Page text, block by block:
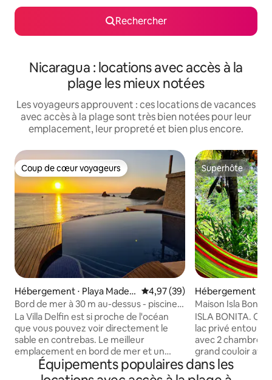
Rechercher
Nicaragua : locations avec accès à la
plage les mieux notées
Les voyageurs approuvent : ces locations de vacances
avec accès à la plage sont très bien notées pour leur
emplacement, leur propreté et bien plus encore.
Coup de cœur voyageurs
Coup de cœur voyageurs
Hébergement ⋅ Playa Mader
as
Évaluation moyenne sur la
4,97 (39)
Bord de mer à 30 m au-dessus - piscine à
débordement - vue à 180°
La Villa Delfin est si proche de l'océan
que vous pouvez voir directement le
sable en contrebas. Le meilleur
emplacement en bord de mer et un
espace piscine très privé à Maderas,
avec une vue à 180 degrés sur la baie
Superhôte
Superhôte
Hébergement ⋅
Maria
Maison Isla Bonita
ISLA BONITA.
lac privé
avec 2 chambres,
grand couloir
salle à manger.
dans cette
Équipements populaires dans les